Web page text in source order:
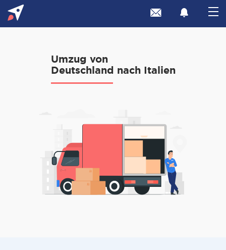
Umzug von
Deutschland nach Italien